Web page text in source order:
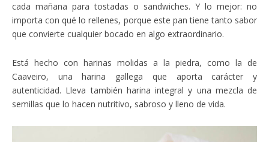
cada mañana para tostadas o sandwiches. Y lo mejor: no
importa con qué lo rellenes, porque este pan tiene tanto sabor
que convierte cualquier bocado en algo extraordinario.
Está hecho con harinas molidas a la piedra, como la de
Caaveiro, una harina gallega que aporta carácter y
autenticidad. Lleva también harina integral y una mezcla de
semillas que lo hacen nutritivo, sabroso y lleno de vida.